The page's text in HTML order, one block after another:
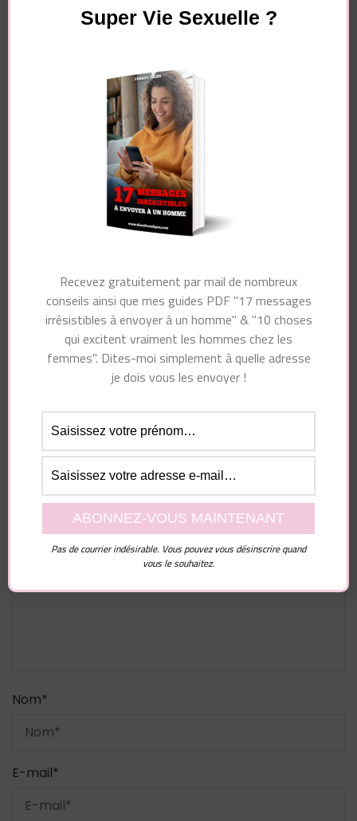
Navigation
Article précédent
Les principes et les
limites des femmes
Vous pourriez également aimer...
Laisser un commentaire
Votre adresse e-mail ne sera pas publiée.
champs obligatoires sont indiqués avec*
Commentaire
Nom*
E-mail*
Super Vie Sexuelle ?
Recevez gratuitement par mail de nombreux
conseils ainsi que mes guides PDF "17 messages
irrésistibles à envoyer à un homme" & "10 choses
qui excitent vraiment les hommes chez les
femmes". Dites-moi simplement à quelle adresse
je dois vous les envoyer !
Pas de courrier indésirable. Vous pouvez vous désinscrire quand
vous le souhaitez.